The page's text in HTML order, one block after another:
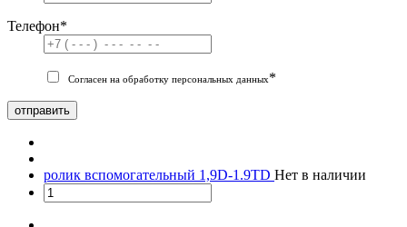
Телефон*
Согласен на обработку персональных данных*
отправить
ролик вспомогательный 1,9D-1.9TD Нет в наличии